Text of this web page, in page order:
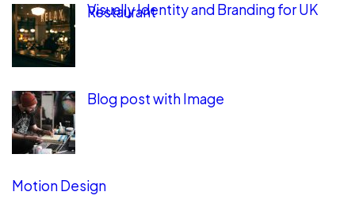
Visually Identity and Branding for UK
Restaurant
Blog post with Image
Motion Design